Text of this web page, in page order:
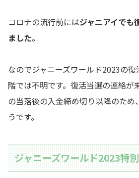
コロナの流行前にはジャニアイでも
ました。
なのでジャニーズワールド2023の
階では不明です。復活当選の連絡が
の当落後の入金締め切り以降のた
うです。
ジャニーズワールド2023特